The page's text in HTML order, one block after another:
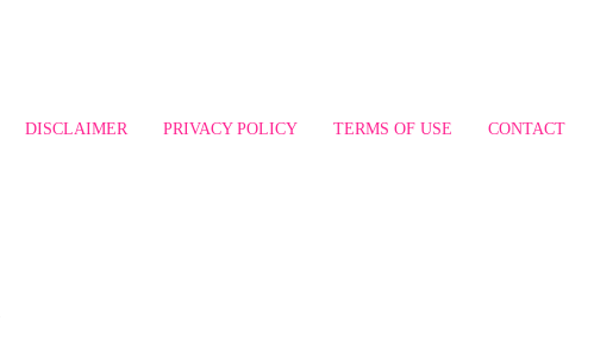
DISCLAIMER PRIVACY POLICY TERMS OF USE CONTACT